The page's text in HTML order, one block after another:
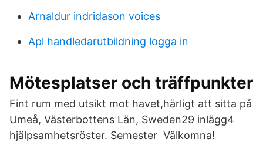
Arnaldur indridason voices
Apl handledarutbildning logga in
Mötesplatser och träffpunkter
Fint rum med utsikt mot havet,härligt att sitta på
Umeå, Västerbottens Län, Sweden29 inlägg4
hjälpsamhetsröster. Semester Välkomna!